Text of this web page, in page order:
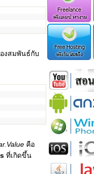
งสมพันธ์กับ
คือ
ที่เกิดขึ้น